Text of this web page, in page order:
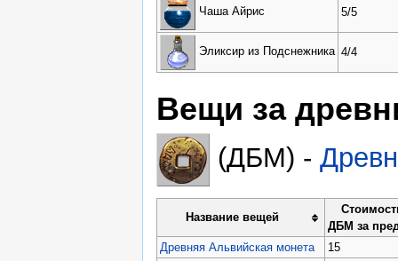
Чаша Айрис 5/5
Эликсир из Подснежника 4/4
Вещи за
(ДБМ) -
Название вещей
ДБМ за
Древняя Альвийская монета
15